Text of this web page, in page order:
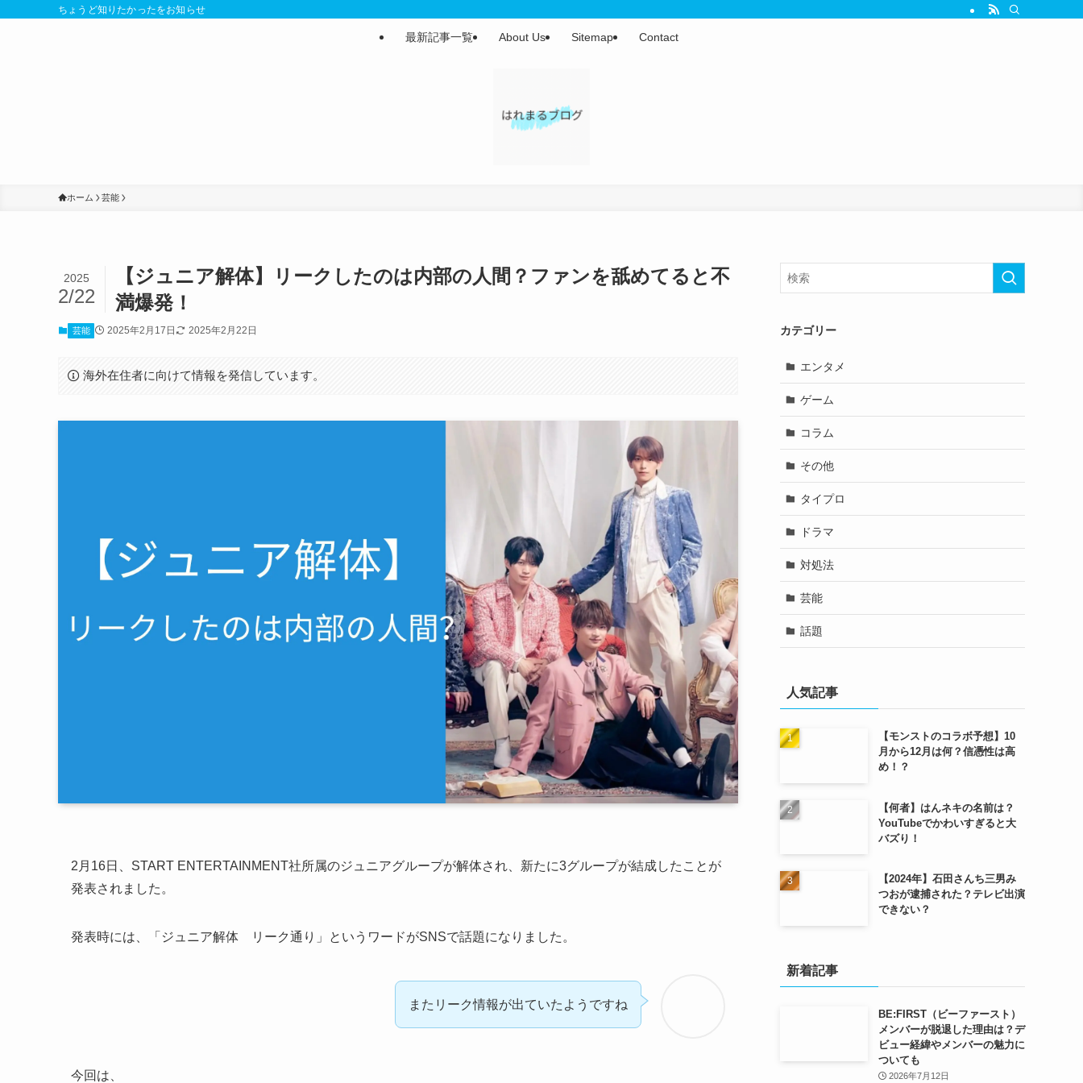
ちょうど知りたかったをお知らせ
最新記事一覧 About Us Sitemap Contact
ホーム 芸能
【ジュニア解体】リークしたのは内部の人間？ファンを舐めてると不
満爆発！
2025
2/22
芸能 2025年2月17日 2025年2月22日
海外在住者に向けて情報を発信しています。
2月16日、START ENTERTAINMENT社所属のジュニアグループが解体され、新たに3グループが結成したことが
発表されました。
発表時には、「ジュニア解体 リーク通り」というワードがSNSで話題になりました。
またリーク情報が出ていたようですね
今回は、
カテゴリー
エンタメ
ゲーム
コラム
その他
タイプロ
ドラマ
対処法
芸能
話題
人気記事
【モンストのコラボ予想】10
月から12月は何？信憑性は高
め！？
【何者】はんネキの名前は？
YouTubeでかわいすぎると大
バズり！
【2024年】石田さんち三男み
つおが逮捕された？テレビ出演
できない？
新着記事
BE:FIRST（ビーファースト）
メンバーが脱退した理由は？デ
ビュー経緯やメンバーの魅力に
ついても
2026年7月12日